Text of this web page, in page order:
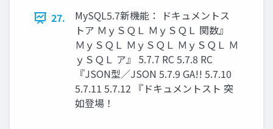
27.
MySQL5.7新機能： ドキュメントス
トア ＭｙＳＱＬ ＭｙＳＱＬ 関数』
ＭｙＳＱＬ ＭｙＳＱＬ ＭｙＳＱＬ Ｍ
ｙＳＱＬ ア』 5.7.7 RC 5.7.8 RC
『JSON型／JSON 5.7.9 GA!! 5.7.10
5.7.11 5.7.12 『ドキュメントスト 突
如登場！